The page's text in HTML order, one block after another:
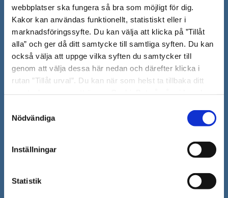
webbplatser ska fungera så bra som möjligt för dig.
Kakor kan användas funktionellt, statistiskt eller i
marknadsföringssyfte. Du kan välja att klicka på ”Tillåt
alla” och ger då ditt samtycke till samtliga syften. Du kan
också välja att uppge vilka syften du samtycker till
genom att välja dessa här nedan och därefter klicka i
rutan ”Tillåt urval”. Du kan när som helst ta tillbaka ditt
"Visa detaljer" kan du läsa om hur kakorna används och
hur vi och våra leverantörer inhämtar och behandlar
Nödvändiga
Inställningar
Statistik
151 89 Södertälje
Besöksadress: Nyköpingsvägen 26
Tfn: 08–523 010 00
kontaktcenter@sodertalje.se
Org.nr. 212000–0159
Remisser, beslut och meddelande/info till
Södertälje kommun skickas
till:sodertalje.kommun@sodertalje.se
Kontaktcenter
PressÖppna
nytt
Säkra meddelanden